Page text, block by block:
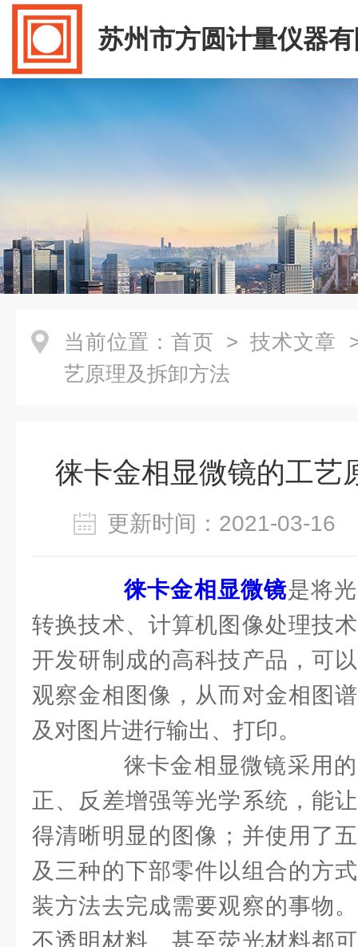
苏州市方圆计量仪器
当前位置： 首页 > 技术文章
艺原理及拆卸方法
徕卡金相显微镜的工艺
更新时间：2021-03-
徕卡金相显微镜是将
转换技术、计算机图像处理技
开发研制成的高科技产品，可
观察金相图像，从而对金相图
及对图片进行输出、打印。
徕卡金相显微镜采用的
正、反差增强等光学系统，能
得清晰明显的图像；并使用了
及三种的下部零件以组合的方
装方法去完成需要观察的事物
不透明材料、甚至荧光材料都